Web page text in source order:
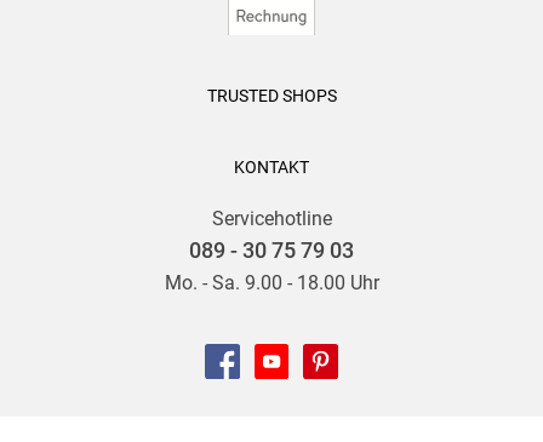
TRUSTED SHOPS
KONTAKT
Servicehotline
089 - 30 75 79 03
Mo. - Sa. 9.00 - 18.00 Uhr